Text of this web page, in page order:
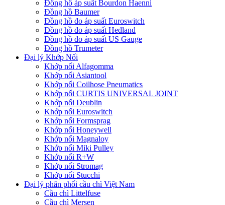
Đồng hồ áp suất Bourdon Haenni
Đồng hồ Baumer
Đồng hồ đo áp suất Euroswitch
Đồng hồ đo áp suất Hedland
Đồng hồ đo áp suất US Gauge
Đồng hồ Trumeter
Đại lý Khớp Nối
Khớp nối Alfagomma
Khớp nối Asiantool
Khớp nối Coilhose Pneumatics
Khớp nối CURTIS UNIVERSAL JOINT
Khớp nối Deublin
Khớp nối Euroswitch
Khớp nối Formsprag
Khớp nối Honeywell
Khớp nối Magnaloy
Khớp nối Miki Pulley
Khớp nối R+W
Khớp nối Stromag
Khớp nối Stucchi
Đại lý phân phối cầu chì Việt Nam
Cầu chì Littelfuse
Cầu chì Mersen